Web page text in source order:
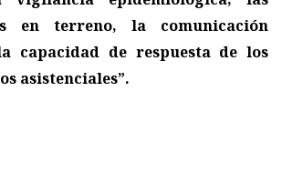
en terreno, la comunicación
capacidad de respuesta de los
asistenciales”.